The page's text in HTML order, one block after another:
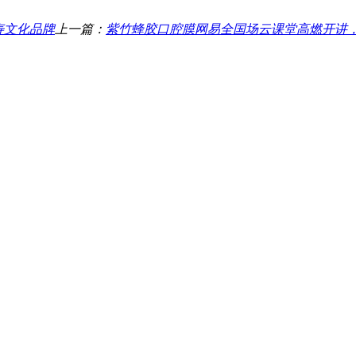
文化品牌上一篇： 紫竹蜂胶口腔膜网易全国场云课堂高燃开讲